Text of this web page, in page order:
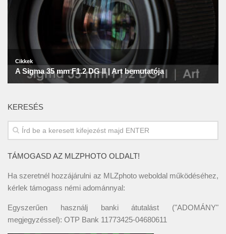
KERESÉS
TÁMOGASD AZ MLZPHOTO OLDALT!
Ha szeretnél hozzájárulni az MLZphoto weboldal működéséhez,
kérlek támogass némi adománnyal:
Egyszerűen használj banki átutalást ("ADOMÁNY"
megjegyzéssel): OTP Bank 11773425-04680611